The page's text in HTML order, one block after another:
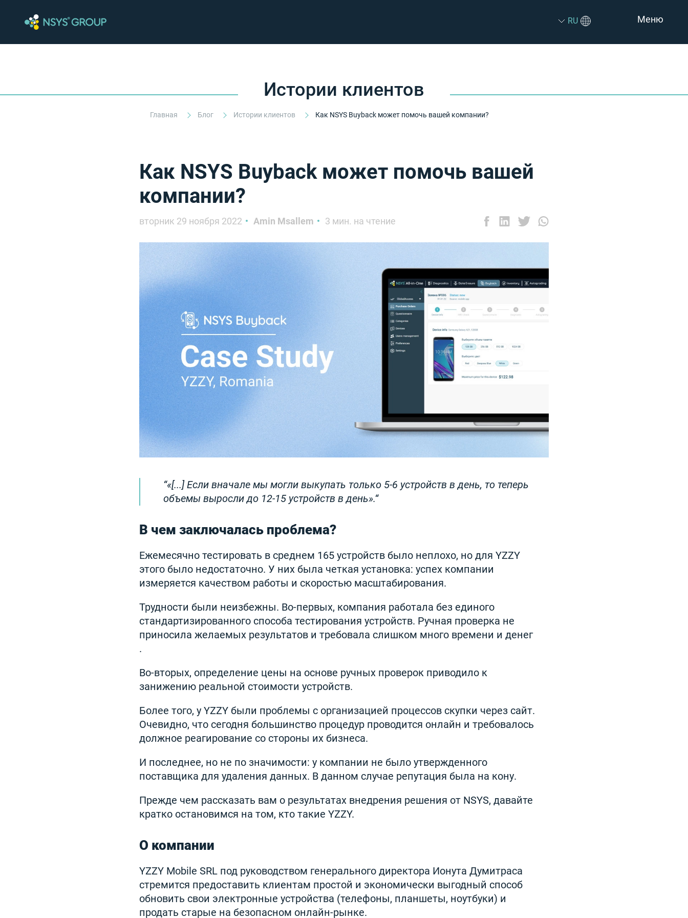
RU Меню
Истории клиентов
Главная Блог Истории клиентов Как NSYS Buyback может помочь вашей компании?
Как NSYS Buyback может помочь вашей
компании?
вторник 29 ноября 2022 Amin Msallem 3 мин. на чтение
«[...] Если вначале мы могли выкупать только 5-6 устройств в день, то теперь
объемы выросли до 12-15 устройств в день».
В чем заключалась проблема?
Ежемесячно тестировать в среднем 165 устройств было неплохо, но для YZZY
этого было недостаточно. У них была четкая установка: успех компании
измеряется качеством работы и скоростью масштабирования.
Трудности были неизбежны. Во-первых, компания работала без единого
стандартизированного способа тестирования устройств. Ручная проверка не
приносила желаемых результатов и требовала слишком много времени и денег
.
Во-вторых, определение цены на основе ручных проверок приводило к
занижению реальной стоимости устройств.
Более того, у YZZY были проблемы с организацией процессов скупки через сайт.
Очевидно, что сегодня большинство процедур проводится онлайн и требовалось
должное реагирование со стороны их бизнеса.
И последнее, но не по значимости: у компании не было утвержденного
поставщика для удаления данных. В данном случае репутация была на кону.
Прежде чем рассказать вам о результатах внедрения решения от NSYS, давайте
кратко остановимся на том, кто такие YZZY.
О компании
YZZY Mobile SRL под руководством генерального директора Ионута Думитраса
стремится предоставить клиентам простой и экономически выгодный способ
обновить свои электронные устройства (телефоны, планшеты, ноутбуки) и
продать старые на безопасном онлайн-рынке.